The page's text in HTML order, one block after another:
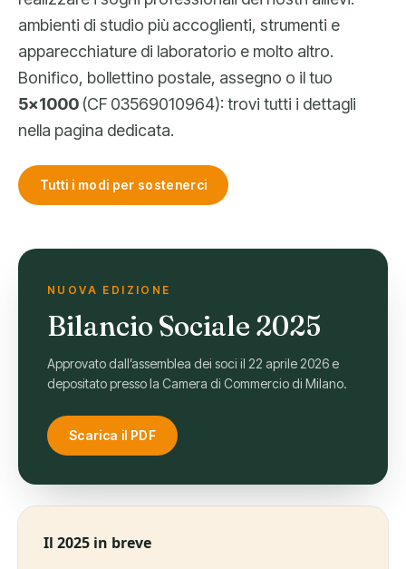
ambienti di studio più accoglienti, strumenti e
apparecchiature di laboratorio e molto altro.
Bonifico, bollettino postale, assegno o il tuo
5×1000 (CF 03569010964): trovi tutti i dettagli
nella pagina dedicata.
Tutti i modi per sostenerci
NUOVA EDIZIONE
Bilancio Sociale 2025
Approvato dall’assemblea dei soci il 22 aprile 2026 e
depositato presso la Camera di Commercio di Milano.
Scarica il PDF
Il 2025 in breve